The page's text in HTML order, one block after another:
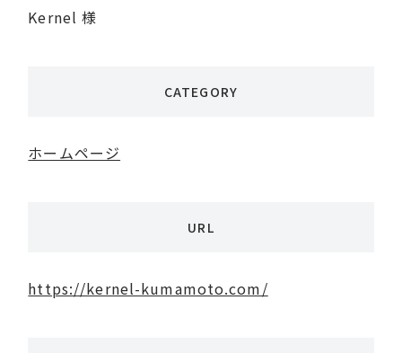
Kernel 様
CATEGORY
ホームページ
URL
https://kernel-kumamoto.com/